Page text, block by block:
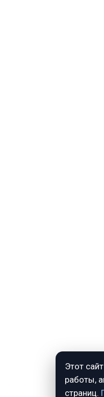
Этот
работы,
страниц.